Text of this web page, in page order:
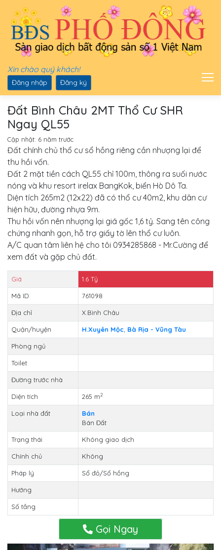
Xin chào quý khách!
Đăng nhập Đăng ký
Đất Bình Châu 2MT Thổ Cư SHR
Ngay QL55
Cập nhật: 6 năm trước
Đất chính chủ thổ cư sổ hồng riêng cần nhượng lại để
thu hồi vốn.
Đất 2 mặt tiền cách QL55 chỉ 100m, thông ra suối nước
nóng và khu resort irelax BangKok, biển Hò Dô Ta.
Diện tích 265m2 (12x22) đã có thổ cư 40m2, khu dân cư
hiện hữu, đường nhựa 9m.
Thu hồi vốn nên nhượng lại giá gốc 1,6 tỷ. Sang tên công
chứng nhanh gọn, hỗ trợ giấy tờ lên thổ cư luôn.
A/C quan tâm liên hệ cho tôi 0934285868 - Mr.Cường để
xem đất và gặp chủ đất.
Giá 1.6 Tỷ
Mã ID 761098
Địa chỉ X.Bình Châu
Quận/huyện H.Xuyên Mộc Bà Rịa - Vũng Tàu
Phòng ngủ
Toilet
Đường trước nhà
Diện tích 265 m2
Loại nhà đất
Bán
Bán Đất
Trạng thái Không giao dịch
Chính chủ Không
Pháp lý Sổ đỏ/Sổ hồng
Hướng
Số tầng
Gọi Ngay